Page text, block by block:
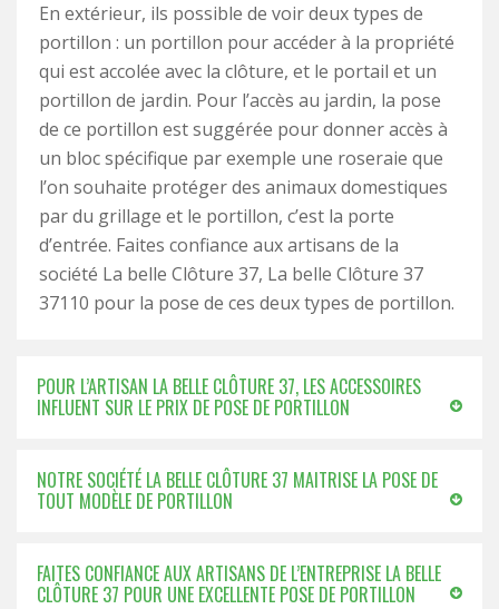
En extérieur, ils possible de voir deux types de
portillon : un portillon pour accéder à la propriété
qui est accolée avec la clôture, et le portail et un
portillon de jardin. Pour l’accès au jardin, la pose
de ce portillon est suggérée pour donner accès à
un bloc spécifique par exemple une roseraie que
l’on souhaite protéger des animaux domestiques
par du grillage et le portillon, c’est la porte
d’entrée. Faites confiance aux artisans de la
société La belle Clôture 37, La belle Clôture 37
37110 pour la pose de ces deux types de portillon.
POUR L’ARTISAN LA BELLE CLÔTURE 37, LES ACCESSOIRES
INFLUENT SUR LE PRIX DE POSE DE PORTILLON
NOTRE SOCIÉTÉ LA BELLE CLÔTURE 37 MAITRISE LA POSE DE
TOUT MODÈLE DE PORTILLON
FAITES CONFIANCE AUX ARTISANS DE L’ENTREPRISE LA BELLE
CLÔTURE 37 POUR UNE EXCELLENTE POSE DE PORTILLON